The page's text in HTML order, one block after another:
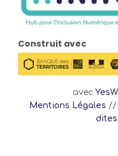
Construit avec
avec
Mentions Légales //
dites